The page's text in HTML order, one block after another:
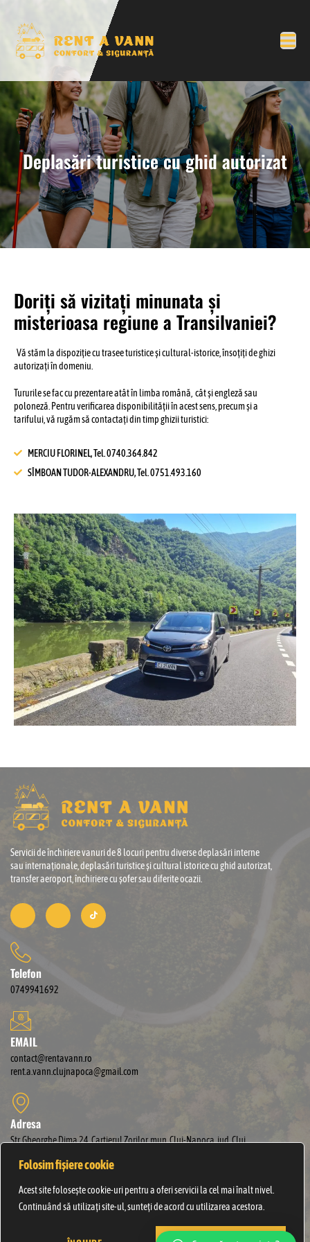
Folosim fișiere cookie
Acest site folosește cookie-uri pentru a oferi servicii la cel mai înalt nivel.
Continuând să utilizați site-ul, sunteți de acord cu utilizarea acestora.
Deplasări turistice cu ghid autorizat
Doriți să vizitați minunata și
misterioasa regiune a Transilvaniei?
Vă stăm la dispoziție cu trasee turistice și cultural-istorice, însoțiți de ghizi
autorizați în domeniu.
Tururile se fac cu prezentare atât în limba română, cât și engleză sau
poloneză. Pentru verificarea disponibilității în acest sens, precum și a
tarifului, vă rugăm să contactați din timp ghizii turistici:
MERCIU FLORINEL, Tel. 0740.364.842
SÎMBOAN TUDOR-ALEXANDRU, Tel. 0751.493.160
Servicii de închiriere vanuri de 8 locuri pentru diverse deplasări interne
sau internaționale, deplasări turistice și cultural istorice cu ghid autorizat,
transfer aeroport, închiriere cu șofer sau diferite ocazii.
Telefon
0749941692
EMAIL
contact@rentavann.ro
rent.a.vann.clujnapoca@gmail.com
Adresa
Str. Gheorghe Dima 24, Cartierul Zorilor, mun. Cluj-Napoca, jud. Cluj.
Link-uri utile
Termeni și condiții de închiriere